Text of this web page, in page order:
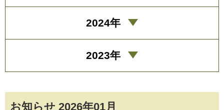
お知らせ 2026年01月
2024年
2023年